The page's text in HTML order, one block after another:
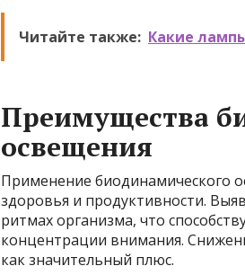
Читайте также: Какие
Преимущества
освещения
Применение биодинамического
здоровья и продуктивности.
ритмах организма, что
концентрации внимания.
как значительный плюс.